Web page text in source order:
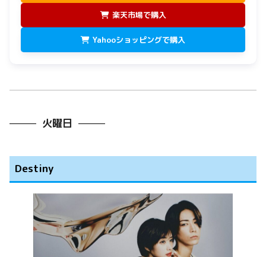
楽天市場で購入
Yahooショッピングで購入
火曜日
Destiny